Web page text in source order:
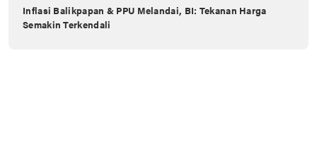
Inflasi Balikpapan & PPU Melandai, BI: Tekanan Harga
Semakin Terkendali